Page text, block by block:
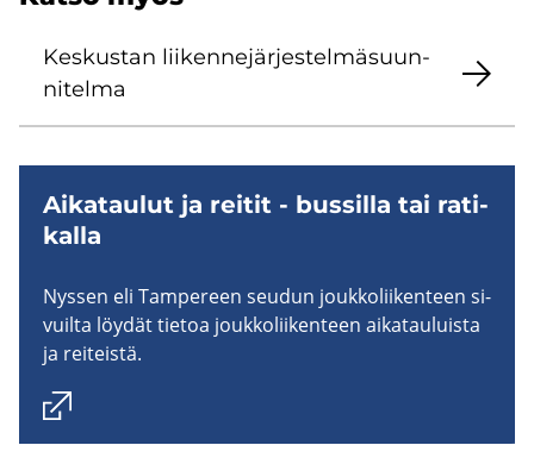
Kes­kus­tan lii­ken­ne­jär­jes­tel­mä­suun­
ni­tel­ma
Ai­ka­tau­lut ja rei­tit - bus­sil­la tai ra­ti­
kal­la
Nys­sen eli Tam­pe­reen seu­dun jouk­ko­lii­ken­teen si­
vuil­ta löy­dät tie­toa jouk­ko­lii­ken­teen ai­ka­tau­luis­ta
ja rei­teis­tä.